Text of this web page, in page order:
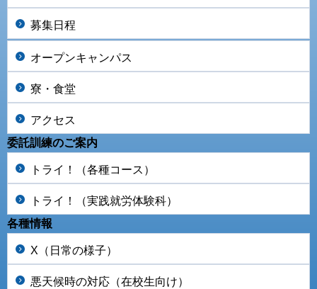
募集日程
オープンキャンパス
寮・食堂
アクセス
委託訓練のご案内
トライ！（各種コース）
トライ！（実践就労体験科）
各種情報
X（日常の様子）
悪天候時の対応（在校生向け）